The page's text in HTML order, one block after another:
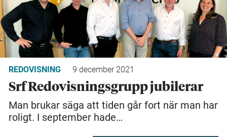
REDOVISNING 9 december 2021
Srf Redovisningsgrupp jubilerar
Man brukar säga att tiden går fort när man har
roligt. I september hade…